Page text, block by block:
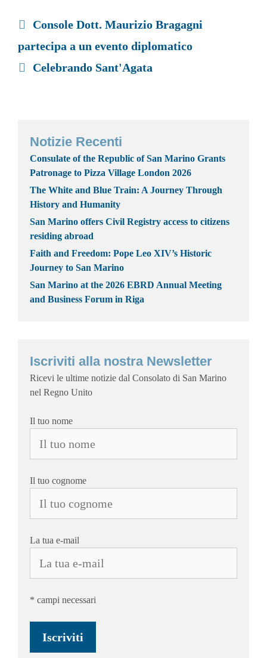
Console Dott. Maurizio Bragagni
partecipa a un evento diplomatico
Celebrando Sant'Agata
Notizie Recenti
Consulate of the Republic of San Marino Grants
Patronage to Pizza Village London 2026
The White and Blue Train: A Journey Through
History and Humanity
San Marino offers Civil Registry access to citizens
residing abroad
Faith and Freedom: Pope Leo XIV’s Historic
Journey to San Marino
San Marino at the 2026 EBRD Annual Meeting
and Business Forum in Riga
Iscriviti alla nostra Newsletter
Ricevi le ultime notizie dal Consolato di San Marino
nel Regno Unito
Il tuo nome
Il tuo cognome
La tua e-mail
* campi necessari